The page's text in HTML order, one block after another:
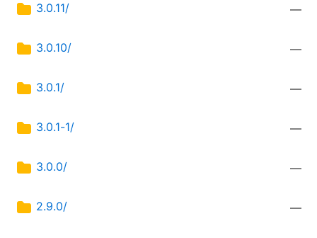
3.0.11/ —
3.0.10/ —
3.0.1/ —
3.0.1-1/ —
3.0.0/ —
2.9.0/ —